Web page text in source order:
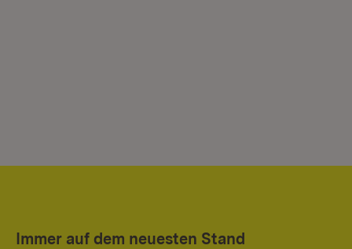
Immer auf dem neuesten Stand